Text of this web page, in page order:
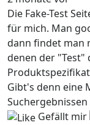
Die Fake-Test
für mich. Man
dann findet man
denen der "Test"
Gibt's denn eine
Gefällt mir